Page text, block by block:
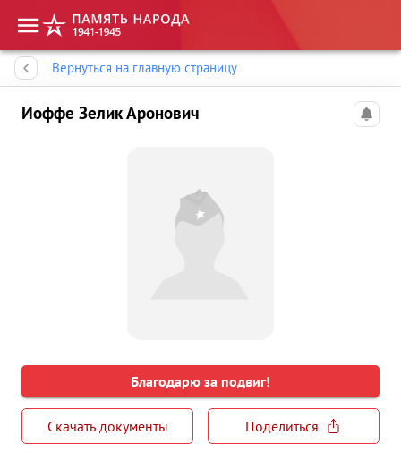
Вернуться на главную страницу
Иоффе Зелик Аронович
Благодарю за подвиг!
Скачать документы
Поделиться
Память народа